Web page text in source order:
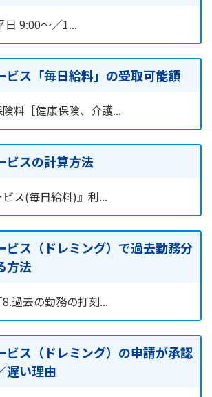
日 9:00～／1...
ビス「毎日給料」の受取可能額
険料［健康保険、介護...
ビスの計算方法
ス(毎日給料)』利...
ビス（ドレミング）で過去勤務分
方法
過去の勤務の打刻...
ビス（ドレミング）の申請が承認
遅い理由